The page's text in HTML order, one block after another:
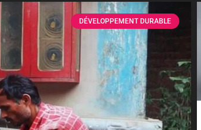
DÉVELOPPEMENT DURABLE